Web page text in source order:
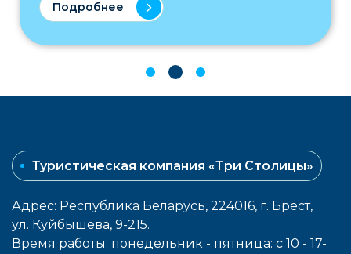
Подробнее
Туристическая компания «Три Столицы»
Адрес: Республика Беларусь, 224016, г. Брест,
ул. Куйбышева, 9-215.
Время работы: понедельник - пятница: с 10 - 17-